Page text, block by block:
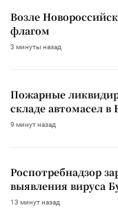
Возле
флагом
3 минуты назад
Пожарные
складе автомасел в
9 минут назад
Роспотребнадзор
выявления вируса
13 минут назад